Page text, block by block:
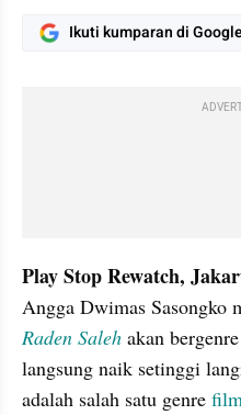
Ikuti kumparan di Google
Play Stop Rewatch,
Angga Dwimas Sasongko
Raden Saleh akan bergenre
langsung naik setinggi
adalah salah satu genre